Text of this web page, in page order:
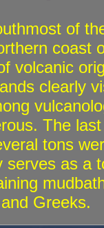
of
coast
volcanic
clearly
The
tons
serves as a
Greeks.